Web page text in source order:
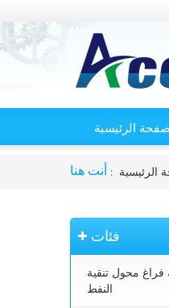
الرئيسية
أنت هنا : الرئيسية
فئات
محول تنقية
النفط